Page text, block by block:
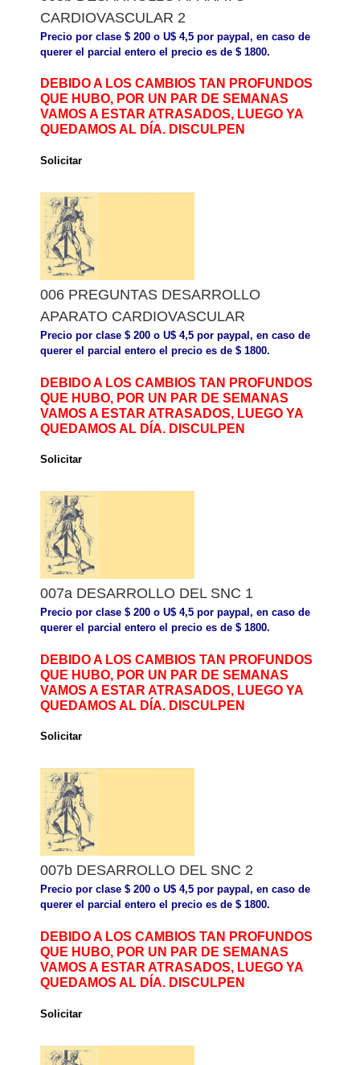
CARDIOVASCULAR 2
Precio por clase $ 200 o U$ 4,5 por paypal, en caso de
querer el parcial entero el precio es de $ 1800.
DEBIDO A LOS CAMBIOS TAN PROFUNDOS
QUE HUBO, POR UN PAR DE SEMANAS
VAMOS A ESTAR ATRASADOS, LUEGO YA
QUEDAMOS AL DÍA. DISCULPEN
Solicitar
006 PREGUNTAS DESARROLLO
APARATO CARDIOVASCULAR
Precio por clase $ 200 o U$ 4,5 por paypal, en caso de
querer el parcial entero el precio es de $ 1800.
DEBIDO A LOS CAMBIOS TAN PROFUNDOS
QUE HUBO, POR UN PAR DE SEMANAS
VAMOS A ESTAR ATRASADOS, LUEGO YA
QUEDAMOS AL DÍA. DISCULPEN
Solicitar
007a DESARROLLO DEL SNC 1
Precio por clase $ 200 o U$ 4,5 por paypal, en caso de
querer el parcial entero el precio es de $ 1800.
DEBIDO A LOS CAMBIOS TAN PROFUNDOS
QUE HUBO, POR UN PAR DE SEMANAS
VAMOS A ESTAR ATRASADOS, LUEGO YA
QUEDAMOS AL DÍA. DISCULPEN
Solicitar
007b DESARROLLO DEL SNC 2
Precio por clase $ 200 o U$ 4,5 por paypal, en caso de
querer el parcial entero el precio es de $ 1800.
DEBIDO A LOS CAMBIOS TAN PROFUNDOS
QUE HUBO, POR UN PAR DE SEMANAS
VAMOS A ESTAR ATRASADOS, LUEGO YA
QUEDAMOS AL DÍA. DISCULPEN
Solicitar